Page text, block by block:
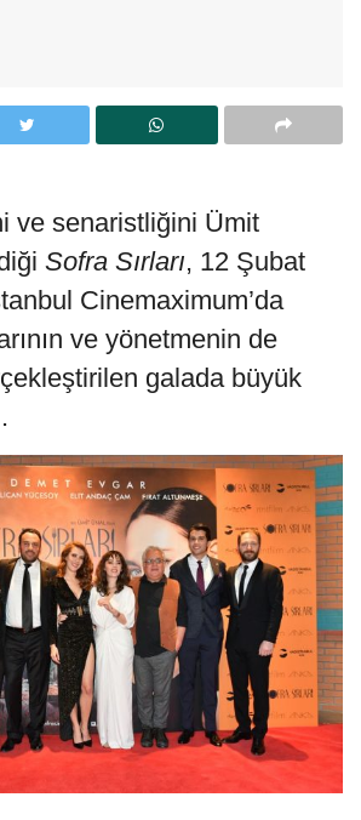
ve senaristliğini Ümit
Sofra Sırları, 12 Şubat
Cinemaximum’da
ve yönetmenin de
galada büyük